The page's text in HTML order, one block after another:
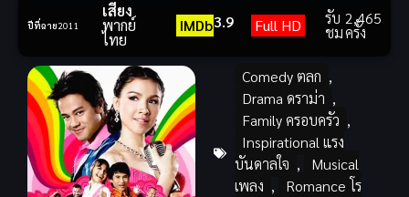
ปีที่ฉาย2011
เสียง
พากย์
ไทย
IMDb3.9 Full HD รับ
ชม
2,465
ครั้ง
Comedy ตลก ,
Drama ดราม่า ,
Family ครอบครัว ,
Inspirational แรง
บันดาลใจ ,
Musical
เพลง ,
Romance โร